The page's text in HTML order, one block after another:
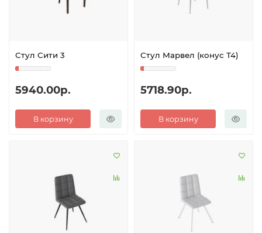
Стул Сити 3
5940.00р.
В корзину
Стул Марвел (конус Т4)
5718.90р.
В корзину